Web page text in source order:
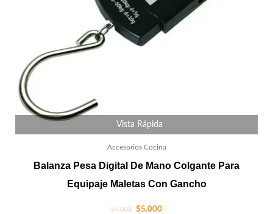
Vista Rápida
Accesorios Cocina
Balanza Pesa Digital De Mano Colgante Para
Equipaje Maletas Con Gancho
$7.000 $5.000